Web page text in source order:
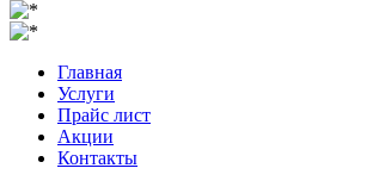
Главная
Услуги
Прайс лист
Акции
Контакты